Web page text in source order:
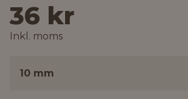
36 kr
Inkl. moms
10 mm